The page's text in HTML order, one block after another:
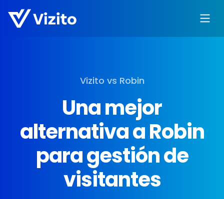
Vizito vs Robin
Una mejor
alternativa a Robin
para gestión de
visitantes